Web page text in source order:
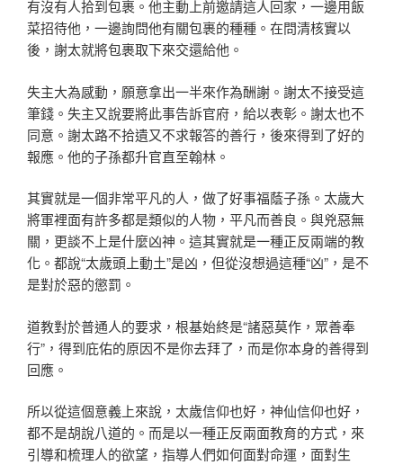
有沒有人拾到包裹。他主動上前邀請這人回家，一邊用飯
菜招待他，一邊詢問他有關包裹的種種。在問清核實以
後，謝太就將包裹取下來交還給他。
失主大為感動，願意拿出一半來作為酬謝。謝太不接受這
筆錢。失主又說要將此事告訴官府，給以表彰。謝太也不
同意。謝太路不拾遺又不求報答的善行，後來得到了好的
報應。他的子孫都升官直至翰林。
其實就是一個非常平凡的人，做了好事福蔭子孫。太歲大
將軍裡面有許多都是類似的人物，平凡而善良。與兇惡無
關，更談不上是什麼凶神。這其實就是一種正反兩端的教
化。都說“太歲頭上動土”是凶，但從沒想過這種“凶”，是不
是對於惡的懲罰。
道教對於普通人的要求，根基始終是“諸惡莫作，眾善奉
行”，得到庇佑的原因不是你去拜了，而是你本身的善得到
回應。
所以從這個意義上來說，太歲信仰也好，神仙信仰也好，
都不是胡說八道的。而是以一種正反兩面教育的方式，來
引導和梳理人的欲望，指導人們如何面對命運，面對生